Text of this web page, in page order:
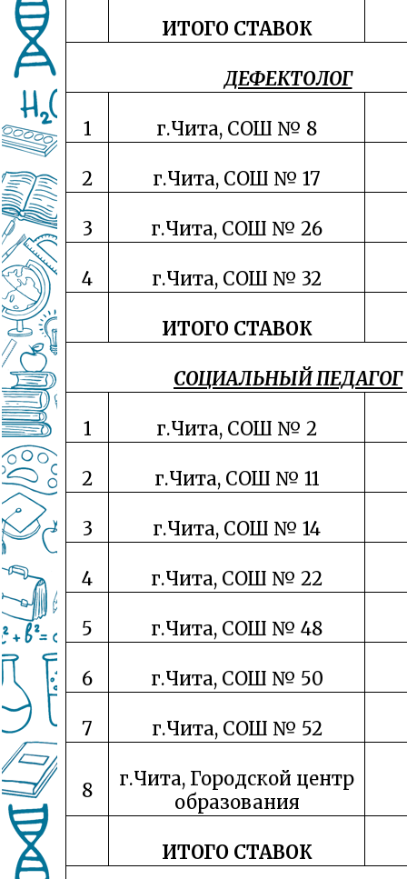
ИТОГО СТАВОК
ДЕФЕКТОЛОГ
1 г.Чита, СОШ № 8
2 г.Чита, СОШ № 17
3 г.Чита, СОШ № 26
4 г.Чита, СОШ № 32
ИТОГО СТАВОК
СОЦИАЛЬНЫЙ ПЕДАГОГ
1 г.Чита, СОШ № 2
2 г.Чита, СОШ № 11
3 г.Чита, СОШ № 14
4 г.Чита, СОШ № 22
5 г.Чита, СОШ № 48
6 г.Чита, СОШ № 50
7 г.Чита, СОШ № 52
8
г.Чита, Городской центр
образования
ИТОГО СТАВОК